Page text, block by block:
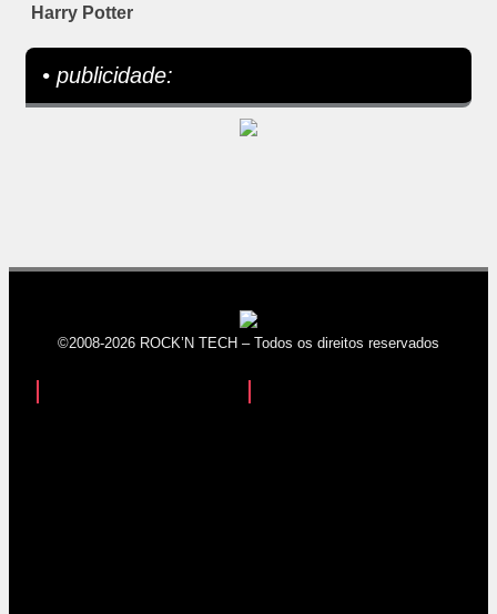
Harry Potter
• publicidade:
©2008-2026 ROCK’N TECH – Todos os direitos reservados